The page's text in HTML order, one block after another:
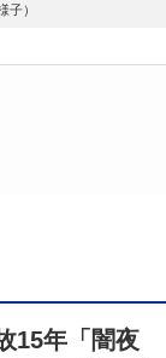
子）
15年「闇夜